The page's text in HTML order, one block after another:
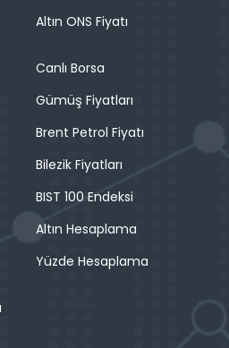
Altın ONS Fiyatı
Canlı Borsa
Gümüş Fiyatları
Brent Petrol Fiyatı
Bilezik Fiyatları
BIST 100 Endeksi
Altın Hesaplama
Yüzde Hesaplama